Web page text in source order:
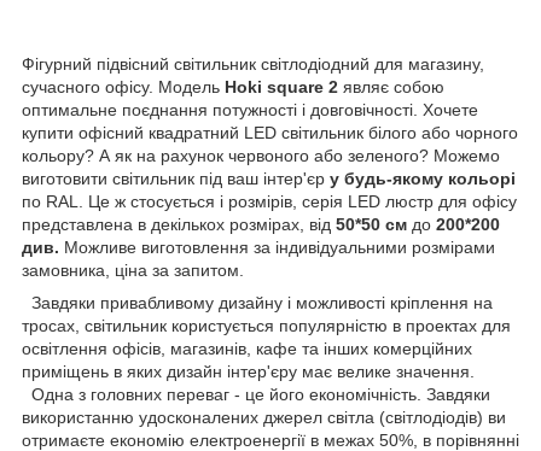
Фігурний підвісний світильник світлодіодний для магазину,
сучасного офісу. Модель Hoki square 2 являє собою
оптимальне поєднання потужності і довговічності. Хочете
купити офісний квадратний LED світильник білого або чорного
кольору? А як на рахунок червоного або зеленого? Можемо
виготовити світильник під ваш інтер'єр у будь-якому кольорі
по RAL. Це ж стосується і розмірів, серія LED люстр для офісу
представлена в декількох розмірах, від 50*50 см до 200*200
див. Можливе виготовлення за індивідуальними розмірами
замовника, ціна за запитом.
Завдяки привабливому дизайну і можливості кріплення на
тросах, світильник користується популярністю в проектах для
освітлення офісів, магазинів, кафе та інших комерційних
приміщень в яких дизайн інтер'єру має велике значення.
Одна з головних переваг - це його економічність. Завдяки
використанню удосконалених джерел світла (світлодіодів) ви
отримаєте економію електроенергії в межах 50%, в порівнянні